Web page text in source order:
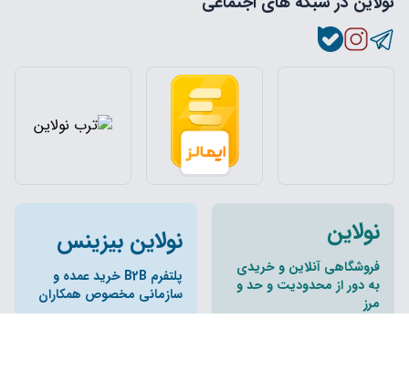
نولاین
فروشگاهی آنلاین و خریدی
به دور از محدودیت و حد و
مرز
نولاین بیزینس
پلتفرم B2B خرید عمده و
سازمانی مخصوص همکاران